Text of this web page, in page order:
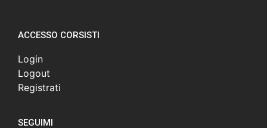
ACCESSO CORSISTI
Login
Logout
Registrati
SEGUIMI